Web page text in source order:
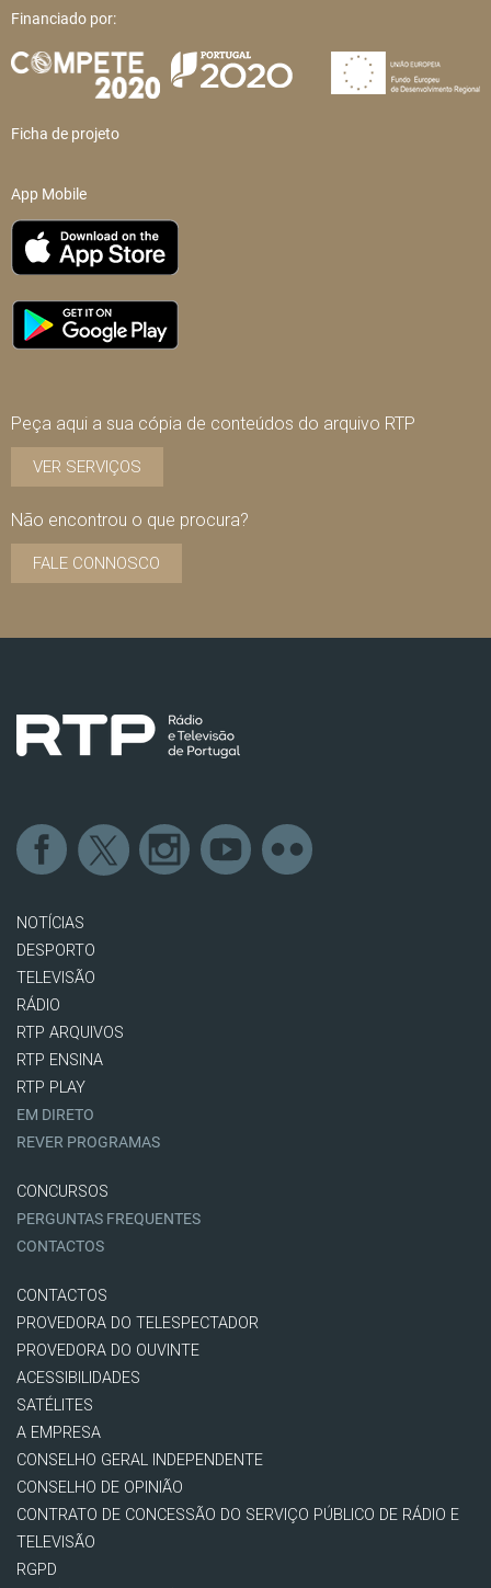
Financiado por:
Ficha de projeto
App Mobile
Peça aqui a sua cópia de conteúdos do arquivo RTP
VER SERVIÇOS
Não encontrou o que procura?
FALE CONNOSCO
NOTÍCIAS
DESPORTO
TELEVISÃO
RÁDIO
RTP ARQUIVOS
RTP ENSINA
RTP PLAY
EM DIRETO
REVER PROGRAMAS
CONCURSOS
PERGUNTAS FREQUENTES
CONTACTOS
CONTACTOS
PROVEDORA DO TELESPECTADOR
PROVEDORA DO OUVINTE
ACESSIBILIDADES
SATÉLITES
A EMPRESA
CONSELHO GERAL INDEPENDENTE
CONSELHO DE OPINIÃO
CONTRATO DE CONCESSÃO DO SERVIÇO PÚBLICO DE RÁDIO E
TELEVISÃO
RGPD